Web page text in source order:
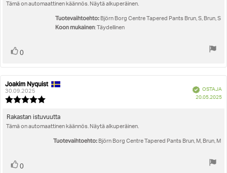
teksti:
Tämä on automaattinen käännös. Näytä alkuperäinen.
Tuotevaihtoehto: Björn Borg Centre Tapered Pants Brun, S, Brun, S
Koon mukainen: Täydellinen
Äänestä
0
Arvostelun
kirjoittaja:
Joakim Nyquist
30.09.2025
5.0
5:sta
Vahvistettu
OSTAJA
20.05.2025
Arvostelun
teksti:
Rakastan istuvuutta
Tämä on automaattinen käännös. Näytä alkuperäinen.
Tuotevaihtoehto: Björn Borg Centre Tapered Pants Brun, M, Brun, M
Äänestä
0